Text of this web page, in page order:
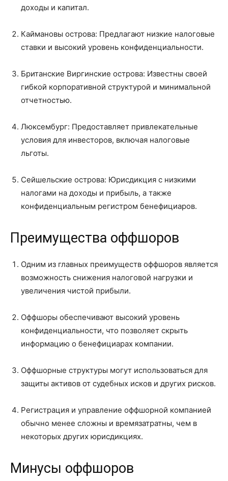
доходы и капитал.
Каймановы острова: Предлагают низкие налоговые
ставки и высокий уровень конфиденциальности.
Британские Виргинские острова: Известны своей
гибкой корпоративной структурой и минимальной
отчетностью.
Люксембург: Предоставляет привлекательные
условия для инвесторов, включая налоговые
льготы.
Сейшельские острова: Юрисдикция с низкими
налогами на доходы и прибыль, а также
конфиденциальным регистром бенефициаров.
Преимущества оффшоров
Одним из главных преимуществ оффшоров является
возможность снижения налоговой нагрузки и
увеличения чистой прибыли.
Оффшоры обеспечивают высокий уровень
конфиденциальности, что позволяет скрыть
информацию о бенефициарах компании.
Оффшорные структуры могут использоваться для
защиты активов от судебных исков и других рисков.
Регистрация и управление оффшорной компанией
обычно менее сложны и времязатратны, чем в
некоторых других юрисдикциях.
Минусы оффшоров